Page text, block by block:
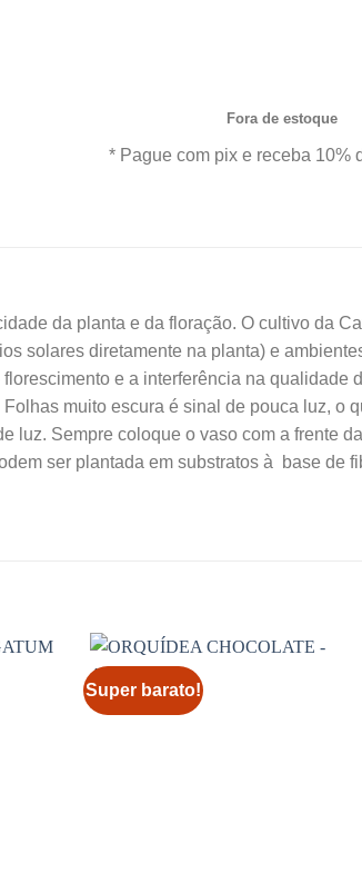
Fora de estoque
* Pague com pix e receba 10%
da planta e da floração. O cultivo da
solares diretamente na planta) e
e a interferência na qualidade
muito escura é sinal de pouca luz, o
luz. Sempre coloque o vaso com a frente
ser plantada em substratos à base de
Super barato!